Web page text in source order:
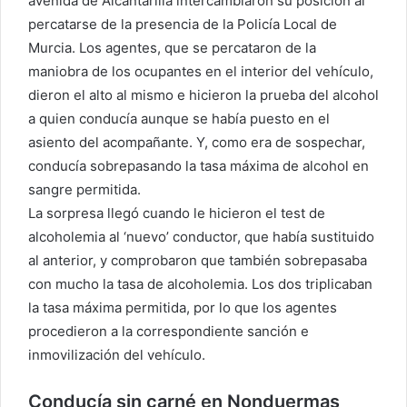
percatarse de la presencia de la Policía Local de
Murcia. Los agentes, que se percataron de la
maniobra de los ocupantes en el interior del vehículo,
dieron el alto al mismo e hicieron la prueba del alcohol
a quien conducía aunque se había puesto en el
asiento del acompañante. Y, como era de sospechar,
conducía sobrepasando la tasa máxima de alcohol en
sangre permitida.
La sorpresa llegó cuando le hicieron el test de
alcoholemia al ‘nuevo’ conductor, que había sustituido
al anterior, y comprobaron que también sobrepasaba
con mucho la tasa de alcoholemia. Los dos triplicaban
la tasa máxima permitida, por lo que los agentes
procedieron a la correspondiente sanción e
inmovilización del vehículo.
Conducía sin carné en Nonduermas